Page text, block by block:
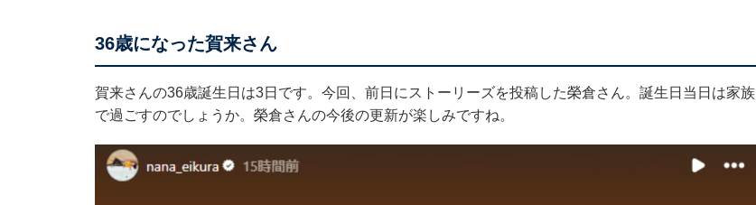
36歳になった賀来さん
賀来さんの36歳誕生日は3日です。今回、前日にストーリーズを投稿した榮倉さん。誕生日当日は家族
で過ごすのでしょうか。榮倉さんの今後の更新が楽しみですね。